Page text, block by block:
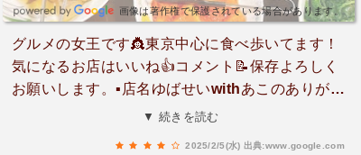
画像は著作権で保護されている場合があります。
グルメの女王です👸東京中心に食べ歩いてます！
気になるお店はいいね👍コメント📝保存よろしく
お願いします。▪️店名ゆばせいwithあこのありが豆
腐▪️住所東京都江東区大島7-12-1▪️営業時間月・
▼ 続きを読む
2025/2/5(水) 出典:www.google.com